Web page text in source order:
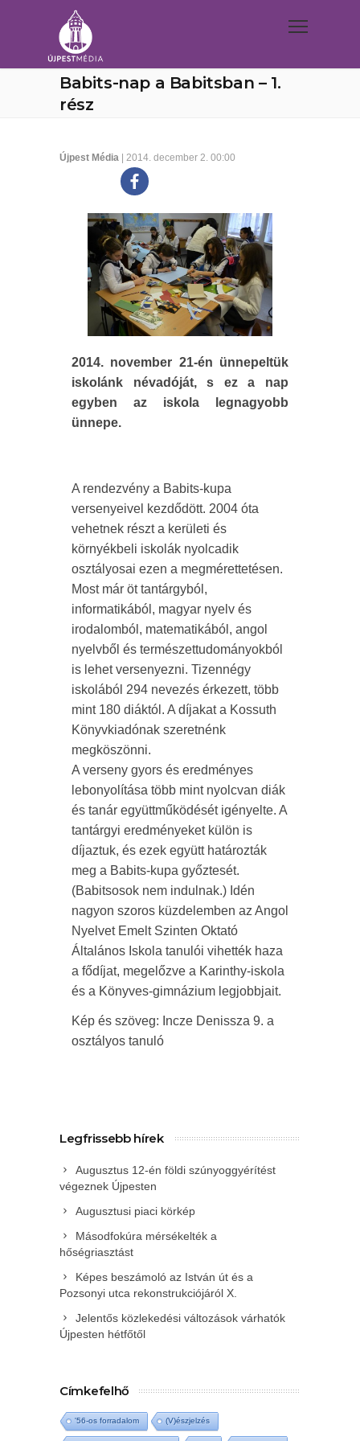
Babits-nap a Babitsban – 1.
rész
Újpest Média | 2014. december 2. 00:00
2014. november 21-én ünnepeltük
iskolánk névadóját, s ez a nap
egyben az iskola legnagyobb
ünnepe.
A rendezvény a Babits-kupa
versenyeivel kezdődött. 2004 óta
vehetnek részt a kerületi és
környékbeli iskolák nyolcadik
osztályosai ezen a megmérettetésen.
Most már öt tantárgyból,
informatikából, magyar nyelv és
irodalomból, matematikából, angol
nyelvből és természettudományokból
is lehet versenyezni. Tizennégy
iskolából 294 nevezés érkezett, több
mint 180 diáktól. A díjakat a Kossuth
Könyvkiadónak szeretnénk
megköszönni.
A verseny gyors és eredményes
lebonyolítása több mint nyolcvan diák
és tanár együttműködését igényelte. A
tantárgyi eredményeket külön is
díjaztuk, és ezek együtt határozták
meg a Babits-kupa győztesét.
(Babitsosok nem indulnak.) Idén
nagyon szoros küzdelemben az Angol
Nyelvet Emelt Szinten Oktató
Általános Iskola tanulói vihették haza
a fődíjat, megelőzve a Karinthy-iskola
és a Könyves-gimnázium legjobbjait.
Kép és szöveg: Incze Denissza 9. a
osztályos tanuló
Legfrissebb hírek
Augusztus 12-én földi szúnyoggyérítést
végeznek Újpesten
Augusztusi piaci körkép
Másodfokúra mérsékelték a
hőségriasztást
Képes beszámoló az István út és a
Pozsonyi utca rekonstrukciójáról X.
Jelentős közlekedési változások várhatók
Újpesten hétfőtől
Címkefelhő
'56-os forradalom (V)észjelzés